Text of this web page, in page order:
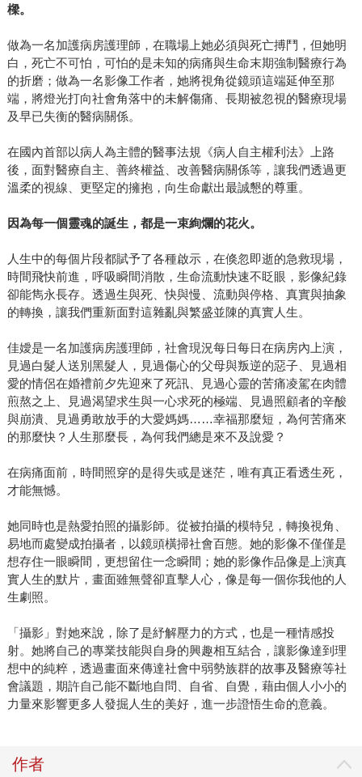
樑。
做為一名加護病房護理師，在職場上她必須與死亡搏鬥，但她明
白，死亡不可怕，可怕的是未知的病痛與生命末期強制醫療行為
的折磨；做為一名影像工作者，她將視角從鏡頭這端延伸至那
端，將燈光打向社會角落中的未解傷痛、長期被忽視的醫療現場
及早已失衡的醫病關係。
在國內首部以病人為主體的醫事法規《病人自主權利法》上路
後，面對醫療自主、善終權益、改善醫病關係等，讓我們透過更
溫柔的視線、更堅定的擁抱，向生命獻出最誠懇的尊重。
因為每一個靈魂的誕生，都是一束絢爛的花火。
人生中的每個片段都賦予了各種啟示，在倏忽即逝的急救現場，
時間飛快前進，呼吸瞬間消散，生命流動快速不眨眼，影像紀錄
卻能雋永長存。透過生與死、快與慢、流動與停格、真實與抽象
的轉換，讓我們重新面對這雜亂與繁盛並陳的真實人生。
佳嬡是一名加護病房護理師，社會現況每日每日在病房內上演，
見過白髮人送別黑髮人，見過傷心的父母與叛逆的惡子、見過相
愛的情侶在婚禮前夕先迎來了死訊、見過心靈的苦痛凌駕在肉體
煎熬之上、見過渴望求生與一心求死的極端、見過照顧者的辛酸
與崩潰、見過勇敢放手的大愛媽媽……幸福那麼短，為何苦痛來
的那麼快？人生那麼長，為何我們總是來不及說愛？
在病痛面前，時間照穿的是得失或是迷茫，唯有真正看透生死，
才能無憾。
她同時也是熱愛拍照的攝影師。從被拍攝的模特兒，轉換視角、
易地而處變成拍攝者，以鏡頭橫掃社會百態。她的影像不僅僅是
想存住一眼瞬間，更想留住一念瞬間；她的影像作品像是上演真
實人生的默片，畫面雖無聲卻直擊人心，像是每一個你我他的人
生劇照。
「攝影」對她來說，除了是紓解壓力的方式，也是一種情感投
射。她將自己的專業技能與自身的興趣相互結合，讓影像達到理
想中的純粹，透過畫面來傳達社會中弱勢族群的故事及醫療等社
會議題，期許自己能不斷地自問、自省、自覺，藉由個人小小的
力量來影響更多人發掘人生的美好，進一步證悟生命的意義。
作者